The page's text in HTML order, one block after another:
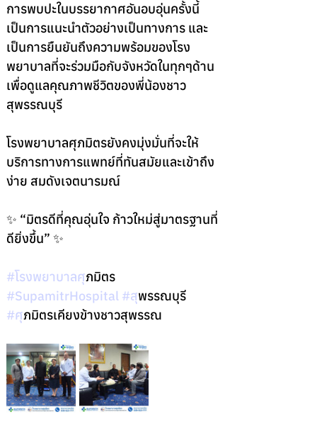
การพบปะในบรรยากาศอันอบอุ่นครั้งนี้
เป็นการแนะนำตัวอย่างเป็นทางการ และ
เป็นการยืนยันถึงความพร้อมของโรง
พยาบาลที่จะร่วมมือกับจังหวัดในทุกๆด้าน
เพื่อดูแลคุณภาพชีวิตของพี่น้องชาว
สุพรรณบุรี
โรงพยาบาลศุภมิตรยังคงมุ่งมั่นที่จะให้
บริการทางการแพทย์ที่ทันสมัยและเข้าถึง
ง่าย สมดังเจตนารมณ์
✨ “มิตรดีที่คุณอุ่นใจ ก้าวใหม่สู่มาตรฐานที่
ดียิ่งขึ้น” ✨
#โรงพยาบาลศุภมิตร
#SupamitrHospital #สุพรรณบุรี
#ศุภมิตรเคียงข้างชาวสุพรรณ